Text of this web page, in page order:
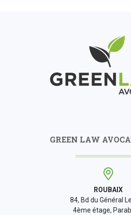
GREEN LAW
ROUBAIX
84, Bd du Général
4ème étage,